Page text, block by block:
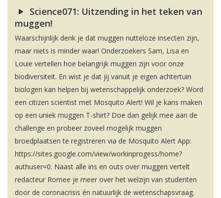
Science071: Uitzending in het teken van
muggen!
Waarschijnlijk denk je dat muggen nutteloze insecten zijn,
maar niets is minder waar! Onderzoekers Sam, Lisa en
Louie vertellen hoe belangrijk muggen zijn voor onze
biodiversiteit. En wist je dat jij vanuit je eigen achtertuin
biologen kan helpen bij wetenschappelijk onderzoek? Word
een citizen scientist met Mosquito Alert! Wil je kans maken
op een uniek muggen T-shirt? Doe dan gelijk mee aan de
challenge en probeer zoveel mogelijk muggen
broedplaatsen te registreren via de Mosquito Alert App:
https://sites.google.com/view/workinprogess/home?
authuser=0. Naast alle ins en outs over muggen vertelt
redacteur Romee je meer over het welzijn van studenten
door de coronacrisis én natuurlijk de wetenschapsvraag.